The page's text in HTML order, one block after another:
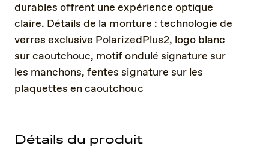
durables offrent une expérience optique
claire. Détails de la monture : technologie de
verres exclusive PolarizedPlus2, logo blanc
sur caoutchouc, motif ondulé signature sur
les manchons, fentes signature sur les
plaquettes en caoutchouc
Détails du produit